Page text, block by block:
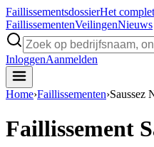
FaillissementsdossierHet
FaillissementenVeilingenNieuws
InloggenAanmelden
Home›Faillissementen›Saussez
Faillissement